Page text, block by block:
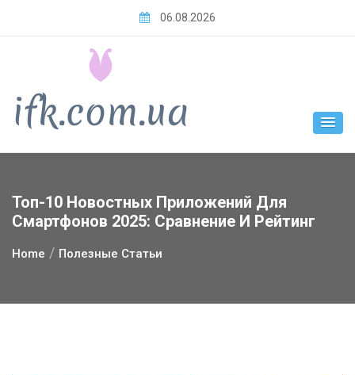
06.08.2026
Топ-10 Новостных Приложений Для
Смартфонов 2025: Сравнение И Рейтинг
Home Полезные Статьи